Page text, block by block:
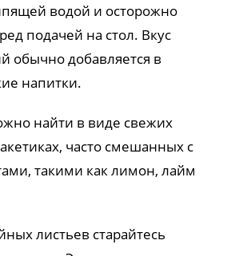
водой и осторожно
подачей на стол. Вкус
обычно добавляется в
напитки.
найти в виде свежих
часто смешанных с
такими как лимон, лайм
листьев старайтесь